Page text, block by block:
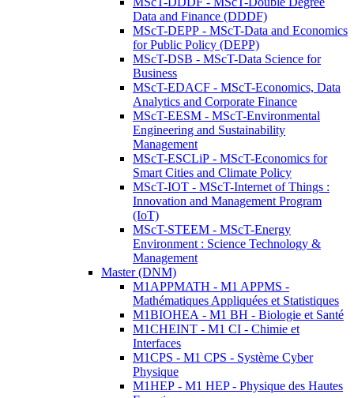
Data and Finance (DDDF)
MScT-DEPP - MScT-Data and Economics
for Public Policy (DEPP)
MScT-DSB - MScT-Data Science for
Business
MScT-EDACF - MScT-Economics, Data
Analytics and Corporate Finance
MScT-EESM - MScT-Environmental
Engineering and Sustainability
Management
MScT-ESCLiP - MScT-Economics for
Smart Cities and Climate Policy
MScT-IOT - MScT-Internet of Things :
Innovation and Management Program
(IoT)
MScT-STEEM - MScT-Energy
Environment : Science Technology &
Management
Master (DNM)
M1APPMATH - M1 APPMS -
Mathématiques Appliquées et Statistiques
M1BIOHEA - M1 BH - Biologie et Santé
M1CHEINT - M1 CI - Chimie et
Interfaces
M1CPS - M1 CPS - Système Cyber
Physique
M1HEP - M1 HEP - Physique des Hautes